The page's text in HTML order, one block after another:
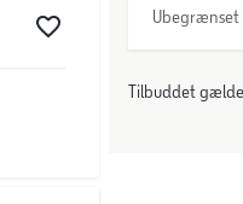
Tilbuddet